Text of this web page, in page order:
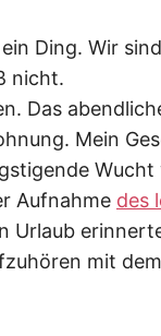
Ding. Wir
nicht.
Das
Mein
Wucht
Aufnahme des
Urlaub
mit